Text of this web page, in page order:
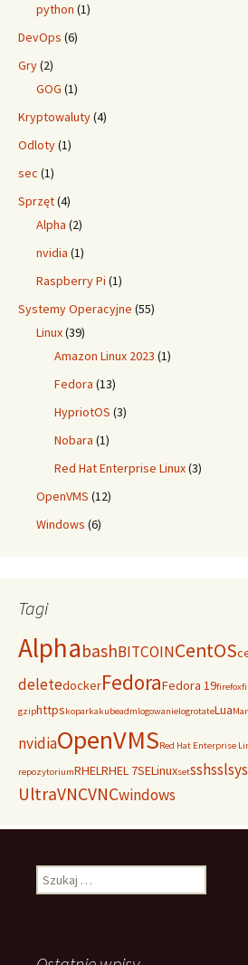
python (1)
DevOps (6)
Gry(2)
GOG (1)
Kryptowaluty(4)
Odloty(1)
sec (1)
Sprzęt(4)
Alpha (2)
nvidia (1)
Raspberry Pi (1)
Systemy Operacyjne (55)
Linux(39)
Amazon Linux 2023 (1)
Fedora (13)
HypriotOS (3)
Nobara (1)
Red Hat Enterprise Linux(3)
OpenVMS (12)
Windows (6)
Tagi
AlphabashBITCOINCentOS
deletedockerFedoraFedora 19firefox
gziphttpskoparkakubeadmlogowanielogrotateLua
nvidiaOpenVMSRed Hat Enterprise
repozytoriumRHELRHEL 7SELinuxsetsshssl
UltraVNCVNCwindows
Szukaj: